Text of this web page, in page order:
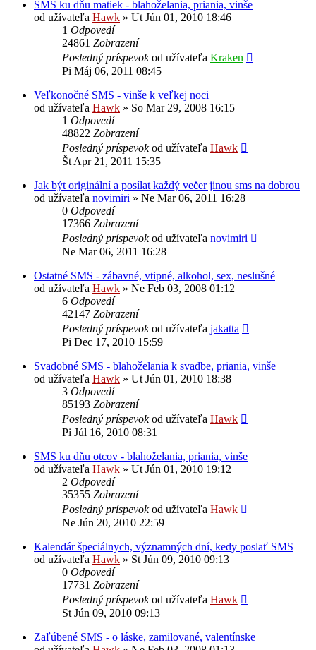
SMS ku dňu matiek - blahoželania, priania, vinše
od užívateľa Hawk » Ut Jún 01, 2010 18:46
1 Odpovedí
24861 Zobrazení
Posledný príspevokod užívateľa Kraken
Pi Máj 06, 2011 08:45
Veľkonočné SMS - vinše k veľkej noci
od užívateľa Hawk » So Mar 29, 2008 16:15
1 Odpovedí
48822 Zobrazení
Posledný príspevokod užívateľa Hawk
Št Apr 21, 2011 15:35
Jak být originální a posílat každý večer jinou sms na dobrou
od užívateľa novimiri » Ne Mar 06, 2011 16:28
0 Odpovedí
17366 Zobrazení
Posledný príspevokod užívateľa novimiri
Ne Mar 06, 2011 16:28
Ostatné SMS - zábavné, vtipné, alkohol, sex, neslušné
od užívateľa Hawk » Ne Feb 03, 2008 01:12
6 Odpovedí
42147 Zobrazení
Posledný príspevokod užívateľa jakatta
Pi Dec 17, 2010 15:59
Svadobné SMS - blahoželania k svadbe, priania, vinše
od užívateľa Hawk » Ut Jún 01, 2010 18:38
3 Odpovedí
85193 Zobrazení
Posledný príspevokod užívateľa Hawk
Pi Júl 16, 2010 08:31
SMS ku dňu otcov - blahoželania, priania, vinše
od užívateľa Hawk » Ut Jún 01, 2010 19:12
2 Odpovedí
35355 Zobrazení
Posledný príspevokod užívateľa Hawk
Ne Jún 20, 2010 22:59
Kalendár špeciálnych, významných dní, kedy poslať SMS
od užívateľa Hawk » St Jún 09, 2010 09:13
0 Odpovedí
17731 Zobrazení
Posledný príspevokod užívateľa Hawk
St Jún 09, 2010 09:13
Zaľúbené SMS - o láske, zamilované, valentínske